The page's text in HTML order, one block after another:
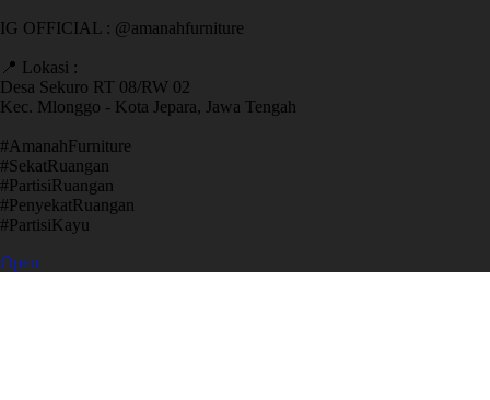
IG OFFICIAL : @amanahfurniture
📍 Lokasi :
Desa Sekuro RT 08/RW 02
Kec. Mlonggo - Kota Jepara, Jawa Tengah
​#AmanahFurniture
​#SekatRuangan
​#PartisiRuangan
​#PenyekatRuangan
​#PartisiKayu
Open